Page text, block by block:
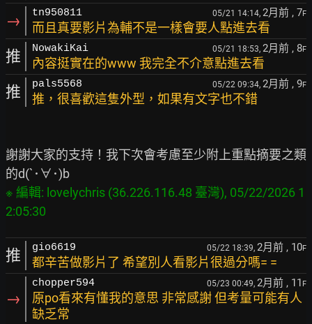
→ tn950811 05/21 14:14, 2月前 , 7F
而且真要影片為輔不是一樣會要人點進去看
推 NowakiKai 05/21 18:53, 2月前 , 8F
內容挺實在的www 我完全不介意點進去看
推 pals5568 05/22 09:34, 2月前 , 9F
推，很喜歡這隻外型，如果有文字也不錯
謝謝大家的支持！我下次會考慮至少附上重點摘要之類
※ 編輯: lovelychris (36.226.116.48 臺灣), 05/22/2026 1
推 gio6619 05/22 18:39, 2月前 , 10F
都辛苦做影片了 希望別人看影片很過分嗎= =
→
chopper594 05/23 00:49, 2月前 , 11 F
原po看來有懂我的意思 非常感謝 但考量可能有人
缺乏常